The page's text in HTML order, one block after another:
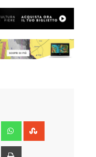
LinkedIn Whatsapp
Share